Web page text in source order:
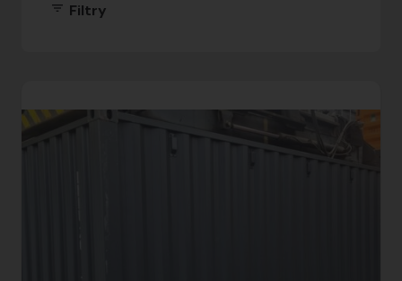
filter_list Filtry